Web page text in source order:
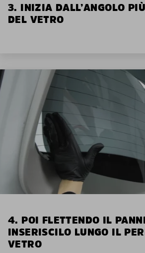
3. INIZIA DALL’ANGOLO
DEL VETRO
4. POI FLETTENDO IL
INSERISCILO LUNGO IL
VETRO